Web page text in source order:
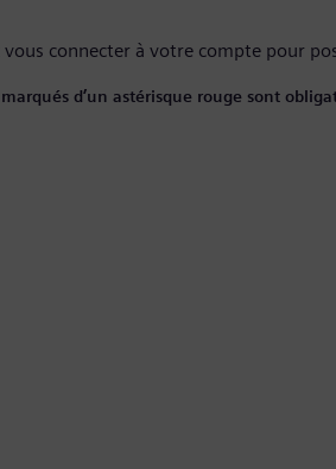
vous connecter à votre compte pour
d’un astérisque rouge sont